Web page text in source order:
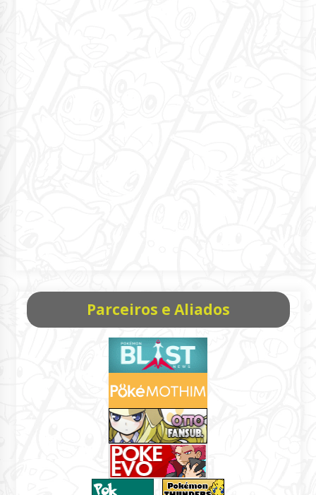
Parceiros e Aliados